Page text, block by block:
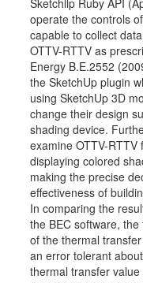
Sketchllp Ruby API
operate the controls
capable to collect
OTTV-RTTV as
Energy B.E.2552
the SketchUp plugin
using SketchUp 3D
change their design
shading device.
examine OTTV-
displaying colored
making the precise
effectiveness of
In comparing the
the BEC software,
of the thermal
an error tolerant
thermal transfer